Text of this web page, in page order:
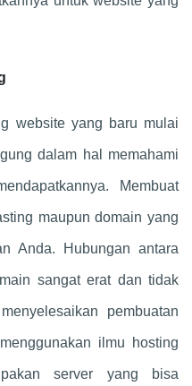
website yang baru mulai
dalam hal memahami
Membuat
maupun domain yang
Anda. Hubungan antara
sangat erat dan tidak
pembuatan
ilmu hosting
server yang bisa